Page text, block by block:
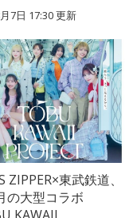
7日 17:30更新
ZIPPER×東武鉄道、
の大型コラボ